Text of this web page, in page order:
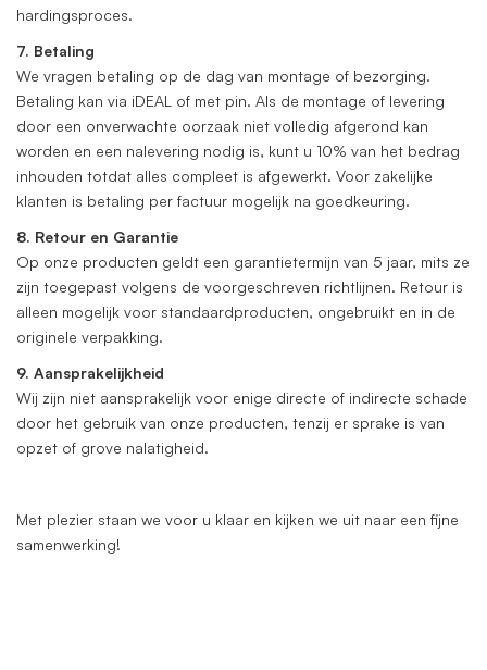
hardingsproces.
7. Betaling
We vragen betaling op de dag van montage of bezorging.
Betaling kan via iDEAL of met pin. Als de montage of levering
door een onverwachte oorzaak niet volledig afgerond kan
worden en een nalevering nodig is, kunt u 10% van het bedrag
inhouden totdat alles compleet is afgewerkt. Voor zakelijke
klanten is betaling per factuur mogelijk na goedkeuring.
8. Retour en Garantie
Op onze producten geldt een garantietermijn van 5 jaar, mits ze
zijn toegepast volgens de voorgeschreven richtlijnen. Retour is
alleen mogelijk voor standaardproducten, ongebruikt en in de
originele verpakking.
9. Aansprakelijkheid
Wij zijn niet aansprakelijk voor enige directe of indirecte schade
door het gebruik van onze producten, tenzij er sprake is van
opzet of grove nalatigheid.
Met plezier staan we voor u klaar en kijken we uit naar een fijne
samenwerking!